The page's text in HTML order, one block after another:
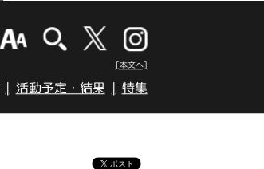
[本文へ]
活動予定・結果 特集